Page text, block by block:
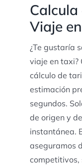
Calcula
Viaje
¿Te gustaría
viaje en taxi?
cálculo de
estimación
segundos.
de origen y
instantánea.
aseguramos
competitivos,